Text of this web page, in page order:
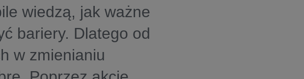
wiedzą, jak ważne
bariery. Dlatego od
w zmienianiu